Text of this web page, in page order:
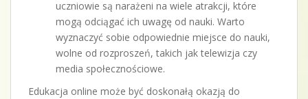
uczniowie są narażeni na wiele atrakcji, które
mogą odciągać ich uwagę od nauki. Warto
wyznaczyć sobie odpowiednie miejsce do nauki,
wolne od rozproszeń, takich jak telewizja czy
media społecznościowe.
Edukacja online może być doskonałą okazją do